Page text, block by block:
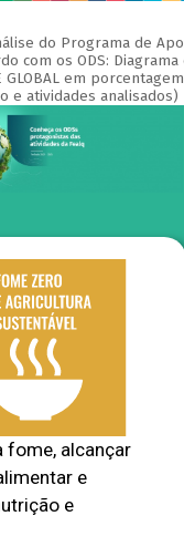
do Programa de
com os ODS: Diagrama
GLOBAL em
e atividades analisados)
fome, alcançar
e
e